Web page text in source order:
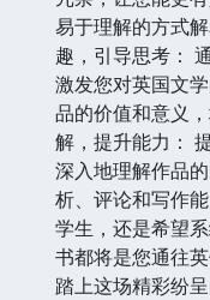
易于理解的方式
趣，引导思考：
激发您对英国文
品的价值和意义
解，提升能力：
深入地理解作品
析、评论和写作
学生，还是希望
书都将是您通往
踏上这场精彩纷